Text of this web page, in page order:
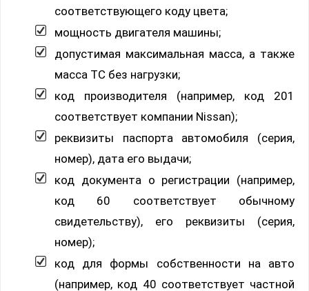
соответствующего коду цвета;
мощность двигателя машины;
допустимая максимальная масса, а также
масса ТС без нагрузки;
код производителя (например, код 201
соответствует компании Nissan);
реквизиты паспорта автомобиля (серия,
номер), дата его выдачи;
код документа о регистрации (например,
код 60 соответствует обычному
свидетельству), его реквизиты (серия,
номер);
код для формы собственности на авто
(например, код 40 соответствует частной